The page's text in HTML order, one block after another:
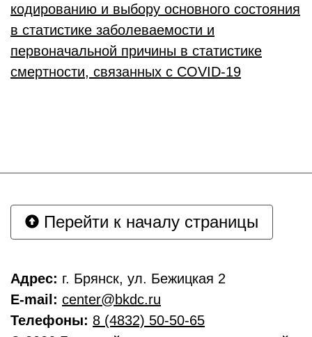
кодированию и выбору основного состояния
в статистике заболеваемости и
первоначальной причины в статистике
смертности, связанных с COVID-19
Перейти к началу страницы
Адрес: г. Брянск, ул. Бежицкая 2
E-mail: center@bkdc.ru
Телефоны: 8 (4832) 50-50-65